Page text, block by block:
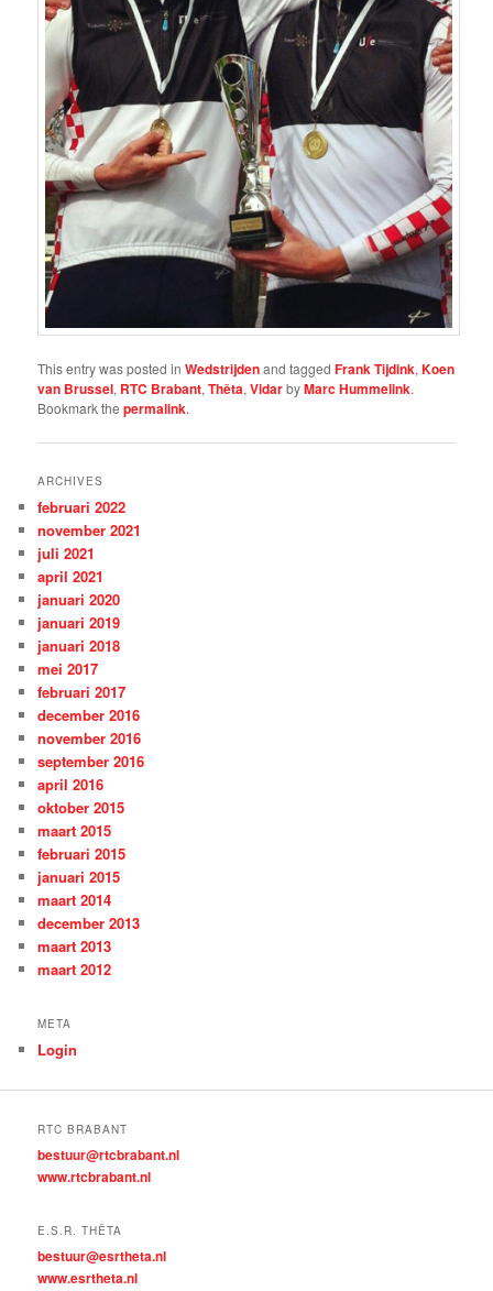
This entry was posted inWedstrijdenand taggedFrank Tijdink,Koen
van Brussel, RTC Brabant,Thêta,VidarbyMarc Hummelink.
Bookmark thepermalink.
ARCHIVES
februari 2022
november 2021
juli 2021
april 2021
januari 2020
januari 2019
januari 2018
mei 2017
februari 2017
december 2016
november 2016
september 2016
april 2016
oktober 2015
maart 2015
februari 2015
januari 2015
maart 2014
december 2013
maart 2013
maart 2012
META
Login
RTC BRABANT
bestuur@rtcbrabant.nl
www.rtcbrabant.nl
E.S.R. THÊTA
bestuur@esrtheta.nl
www.esrtheta.nl